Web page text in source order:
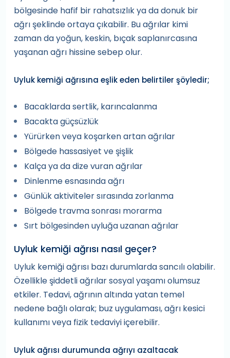
bölgesinde hafif bir rahatsızlık ya da donuk bir
ağrı şeklinde ortaya çıkabilir. Bu ağrılar kimi
zaman da yoğun, keskin, bıçak saplanırcasına
yaşanan ağrı hissine sebep olur.
Uyluk kemiği ağrısına eşlik eden belirtiler şöyledir;
Bacaklarda sertlik, karıncalanma
Bacakta güçsüzlük
Yürürken veya koşarken artan ağrılar
Bölgede hassasiyet ve şişlik
Kalça ya da dize vuran ağrılar
Dinlenme esnasında ağrı
Günlük aktiviteler sırasında zorlanma
Bölgede travma sonrası morarma
Sırt bölgesinden uyluğa uzanan ağrılar
Uyluk kemiği ağrısı nasıl geçer?
Uyluk kemiği ağrısı bazı durumlarda sancılı olabilir.
Özellikle şiddetli ağrılar sosyal yaşamı olumsuz
etkiler. Tedavi, ağrının altında yatan temel
nedene bağlı olarak; buz uygulaması, ağrı kesici
kullanımı veya fizik tedaviyi içerebilir.
Uyluk ağrısı durumunda ağrıyı azaltacak